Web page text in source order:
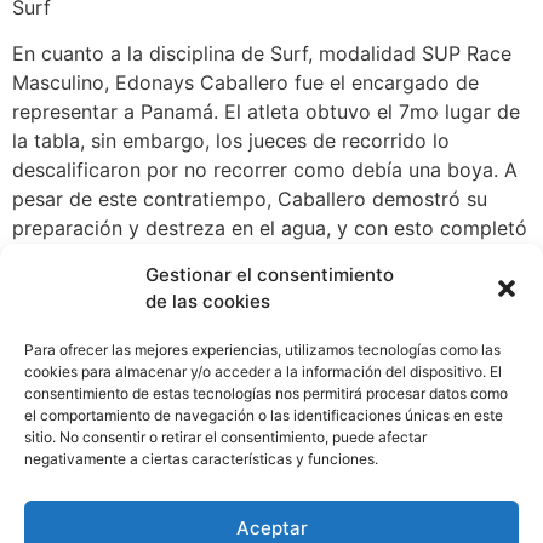
Gestionar el consentimiento
de las cookies
Para ofrecer las mejores experiencias, utilizamos tecnologías como las
cookies para almacenar y/o acceder a la información del dispositivo. El
consentimiento de estas tecnologías nos permitirá procesar datos como
el comportamiento de navegación o las identificaciones únicas en este
sitio. No consentir o retirar el consentimiento, puede afectar
negativamente a ciertas características y funciones.
Aceptar
Surf
En cuanto a la disciplina de Surf, modalidad SUP Race
Masculino, Edonays Caballero fue el encargado de
representar a Panamá. El atleta obtuvo el 7mo lugar de
la tabla, sin embargo, los jueces de recorrido lo
descalificaron por no recorrer como debía una boya. A
pesar de este contratiempo, Caballero demostró su
preparación y destreza en el agua, y con esto completó
Finalmente, en la final Femenina de SUP Race, Stephanie
Bodden fue recibida por el equipo panameño que
estuvo apoyando a la panameña en toda la
competencia con la cual culmina su participación en
Santiago 2023.
WhatsApp
Compartir